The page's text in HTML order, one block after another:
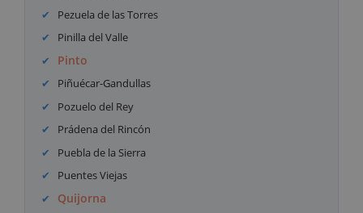
Pezuela de las Torres
Pinilla del Valle
Pinto
Piñuécar-Gandullas
Pozuelo del Rey
Prádena del Rincón
Puebla de la Sierra
Puentes Viejas
Quijorna